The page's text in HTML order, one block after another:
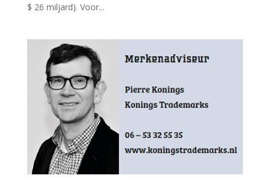
$ 26 miljard). Voor...